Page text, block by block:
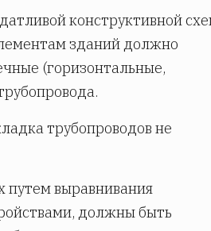
конструктивной
зданий должно
(горизонтальные,
трубопроводов не
выравнивания
должны быть